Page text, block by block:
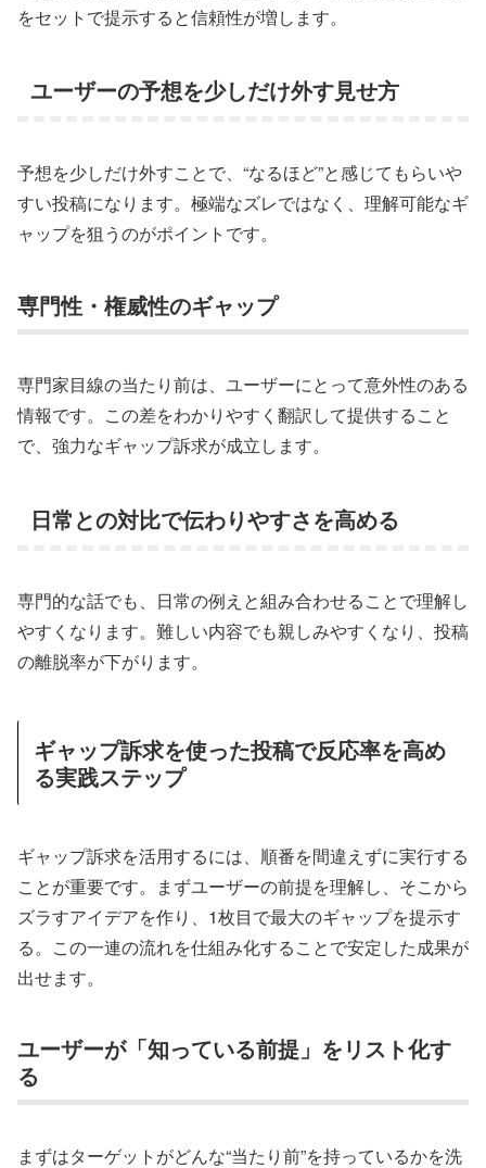
をセットで提示すると信頼性が増します。
ユーザーの予想を少しだけ外す見せ方
予想を少しだけ外すことで、“なるほど”と感じてもらいや
すい投稿になります。極端なズレではなく、理解可能なギ
ャップを狙うのがポイントです。
専門性・権威性のギャップ
専門家目線の当たり前は、ユーザーにとって意外性のある
情報です。この差をわかりやすく翻訳して提供すること
で、強力なギャップ訴求が成立します。
日常との対比で伝わりやすさを高める
専門的な話でも、日常の例えと組み合わせることで理解し
やすくなります。難しい内容でも親しみやすくなり、投稿
の離脱率が下がります。
ギャップ訴求を使った投稿で反応率を高め
る実践ステップ
ギャップ訴求を活用するには、順番を間違えずに実行する
ことが重要です。まずユーザーの前提を理解し、そこから
ズラすアイデアを作り、1枚目で最大のギャップを提示す
る。この一連の流れを仕組み化することで安定した成果が
出せます。
ユーザーが「知っている前提」をリスト化す
る
まずはターゲットがどんな“当たり前”を持っているかを洗